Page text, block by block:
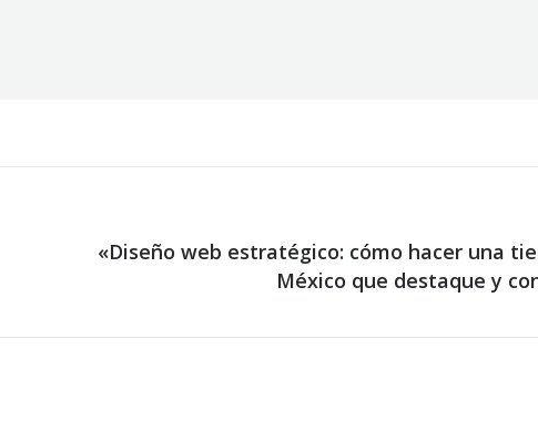
Next
«Diseño web estratégico: cómo hacer una
México que destaque y